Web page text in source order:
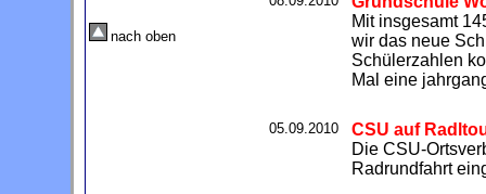
nach oben
Mit insgesamt
wir das neue
Schülerzahlen
Mal eine
05.09.2010
CSU auf
Die CSU-
Radrundfahrt